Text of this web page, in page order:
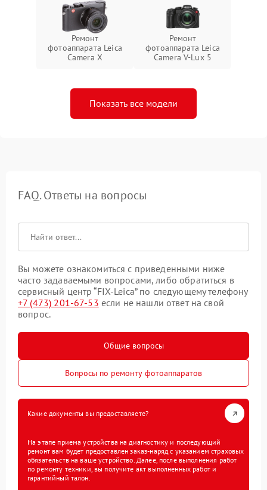
Ремонт
фотоаппарата Leica
Camera X
Ремонт
фотоаппарата Leica
Camera V-Lux 5
Показать все модели
FAQ. Ответы на вопросы
Вы можете ознакомиться с приведенными ниже
часто задаваемыми вопросами, либо обратиться в
сервисный центр “FIX-Leica” по следующему телефону
+7 (473) 201-67-53 если не нашли ответ на свой
вопрос.
Общие вопросы
Вопросы по ремонту фотоаппаратов
Какие документы вы предоставляете?
На этапе приема устройства на диагностику и последующий
ремонт вам будет предоставлен заказ-наряд с указанием страховых
обязательств на ваше устройство. Далее, после выполнения работ
по ремонту техники, вы получите акт выполненных работ и
гарантийный талон.